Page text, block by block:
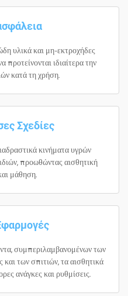
υλικά και μη-εκτροχήδες
προτείνονται ιδιαίτερα την
κατά τη χρήση.
Σχεδίες
κινήματα υγρών
προωθώντας αισθητική
μάθηση.
συμπεριλαμβανομένων των
των σπιτιών, τα αισθητικά
ανάγκες και ρυθμίσεις.